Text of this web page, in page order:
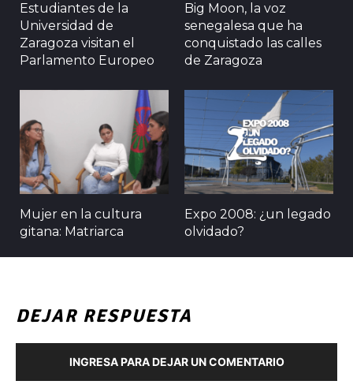
Estudiantes de la
Universidad de
Zaragoza visitan el
Parlamento Europeo
Big Moon, la voz
senegalesa que ha
conquistado las calles
de Zaragoza
Mujer en la cultura
gitana: Matriarca
Expo 2008: ¿un legado
olvidado?
DEJAR RESPUESTA
INGRESA PARA DEJAR UN COMENTARIO